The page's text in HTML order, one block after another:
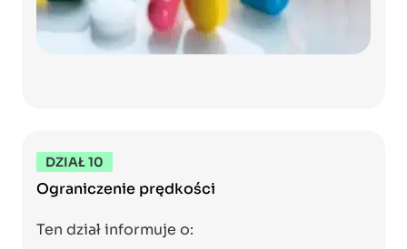
DZIAŁ 10
Ograniczenie prędkości
Ten dział informuje o: